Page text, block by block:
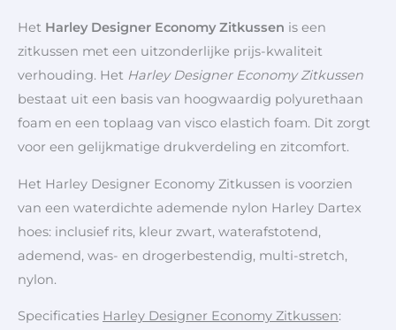
Het Harley Designer Economy Zitkussen is een
zitkussen met een uitzonderlijke prijs-kwaliteit
verhouding. Het Harley Designer Economy Zitkussen
bestaat uit een basis van hoogwaardig polyurethaan
foam en een toplaag van visco elastich foam. Dit zorgt
voor een gelijkmatige drukverdeling en zitcomfort.
Het Harley Designer Economy Zitkussen is voorzien
van een waterdichte ademende nylon Harley Dartex
hoes: inclusief rits, kleur zwart, waterafstotend,
ademend, was- en drogerbestendig, multi-stretch,
nylon.
Specificaties Harley Designer Economy Zitkussen: